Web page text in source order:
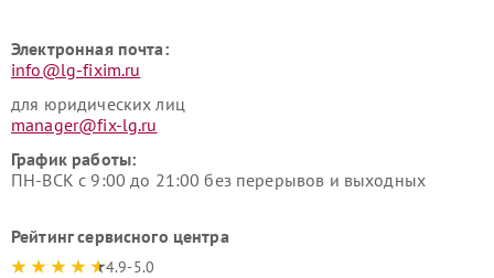
Электронная почта:
info@lg-fixim.ru
для юридических лиц
manager@fix-lg.ru
График работы:
ПН-ВСК с 9:00 до 21:00 без перерывов и выходных
Рейтинг сервисного центра
4.9-5.0